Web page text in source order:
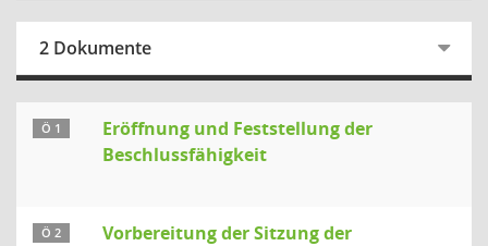
2 Dokumente
Ö 1
Eröffnung und Feststellung der
Beschlussfähigkeit
Ö 2
Vorbereitung der Sitzung der